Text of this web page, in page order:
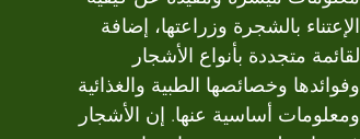
الإعتناء بالشجرة وزراعتها، إضافة
لقائمة متجددة بأنواع الأشجار
وفوائدها وخصائصها الطبية والغذائية
ومعلومات أساسية عنها. إن الأشجار